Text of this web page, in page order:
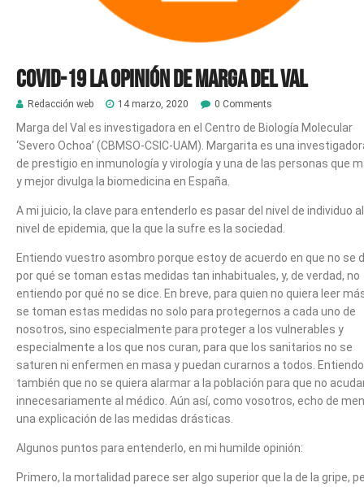
Covid-19 La opinión de Marga del Val
Redacción web 14 marzo, 2020 0 Comments
Marga del Val es investigadora en el Centro de Biología Molecular
‘Severo Ochoa’ (CBMSO-CSIC-UAM). Margarita es una
de prestigio en inmunología y virología y una de las personas que
y mejor divulga la biomedicina en España.
A mi juicio, la clave para entenderlo es pasar del nivel de individuo al
nivel de epidemia, que la que la sufre es la sociedad.
Entiendo vuestro asombro porque estoy de acuerdo en que no se
por qué se toman estas medidas tan inhabituales, y, de verdad, no
entiendo por qué no se dice. En breve, para quien no quiera leer
se toman estas medidas no solo para protegernos a cada uno de
nosotros, sino especialmente para proteger a los vulnerables y
especialmente a los que nos curan, para que los sanitarios no se
saturen ni enfermen en masa y puedan curarnos a todos. Entiendo
también que no se quiera alarmar a la población para que no
innecesariamente al médico. Aún así, como vosotros, echo de
una explicación de las medidas drásticas.
Algunos puntos para entenderlo, en mi humilde opinión:
Primero, la mortalidad parece ser algo superior que la de la gripe,